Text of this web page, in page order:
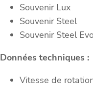
Souvenir Lux
Souvenir Steel
Souvenir Steel
Données techniques :
Vitesse de